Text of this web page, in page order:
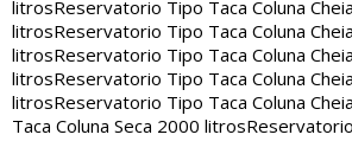
litrosReservatorio Tipo Taca Coluna
litrosReservatorio Tipo Taca Coluna
litrosReservatorio Tipo Taca Coluna
litrosReservatorio Tipo Taca Coluna
litrosReservatorio Tipo Taca Coluna Cheia
Taca Coluna Seca 2000 litros